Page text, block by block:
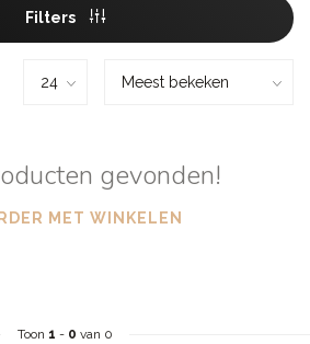
Filters
gevonden!
MET WINKELEN
Toon 1 - 0 van 0